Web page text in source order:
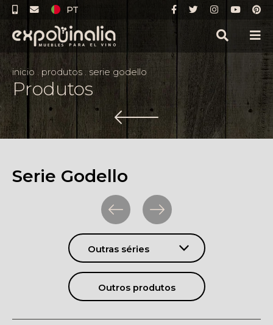
PT
inicio. produtos .serie godello
Produtos
Serie Godello
Outras séries
Outros produtos